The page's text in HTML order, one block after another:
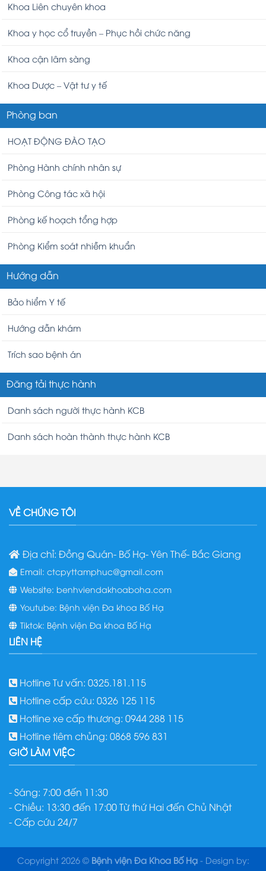
Khoa Liên chuyên khoa
Khoa y học cổ truyền – Phục hồi chức năng
Khoa cận lâm sàng
Khoa Dược – Vật tư y tế
Phòng ban
HOẠT ĐỘNG ĐÀO TẠO
Phòng Hành chính nhân sự
Phòng Công tác xã hội
Phòng kế hoạch tổng hợp
Phòng Kiểm soát nhiễm khuẩn
Hướng dẫn
Bảo hiểm Y tế
Hướng dẫn khám
Trích sao bệnh án
Đăng tải thực hành
Danh sách người thực hành KCB
Danh sách hoàn thành thực hành KCB
VỀ CHÚNG TÔI
Địa chỉ: Đồng Quán- Bố Hạ- Yên Thế- Bắc Giang
Email: ctcpyttamphuc@gmail.com
Website: benhviendakhoaboha.com
Youtube: Bệnh viện Đa khoa Bố Hạ
Tiktok: Bệnh viện Đa khoa Bố Hạ
LIÊN HỆ
Hotline Tư vấn: 0325.181.115
Hotline cấp cứu: 0326 125 115
Hotline xe cấp thương: 0944 288 115
Hotline tiêm chủng: 0868 596 831
GIỜ LÀM VIỆC
- Sáng: 7:00 đến 11:30
- Chiều: 13:30 đến 17:00 Từ thứ Hai đến Chủ Nhật
- Cấp cứu 24/7
Copyright 2026 © Bệnh viện Đa Khoa Bố Hạ- Design by: